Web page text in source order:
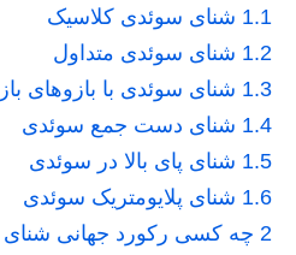
1.1 شنای سوئدی کلاسیک
1.2 شنای سوئدی متداول
1.3 شنای سوئدی با بازوهای باز
1.4 شنای دست‌ جمع سوئدی
1.5 شنای پای بالا در سوئدی
1.6 شنای پلایومتریک سوئدی
2 چه کسی رکورد جهانی شنای